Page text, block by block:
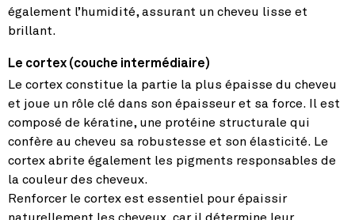
également l’humidité, assurant un cheveu lisse et
brillant.
Le cortex (couche intermédiaire)
Le cortex constitue la partie la plus épaisse du cheveu
et joue un rôle clé dans son épaisseur et sa force. Il est
composé de kératine, une protéine structurale qui
confère au cheveu sa robustesse et son élasticité. Le
cortex abrite également les pigments responsables de
la couleur des cheveux.
Renforcer le cortex est essentiel pour épaissir
naturellement les cheveux, car il détermine leur